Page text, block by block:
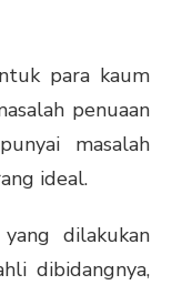
para kaum
penuaan
masalah
ideal.
dilakukan
dibidangnya,